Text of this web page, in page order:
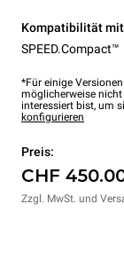
Kompatibilität
SPEED.Compact™
*Für einige
möglicherweise
interessiert bist, um
konfigurieren
Preis:
CHF
Zzgl. MwSt. und